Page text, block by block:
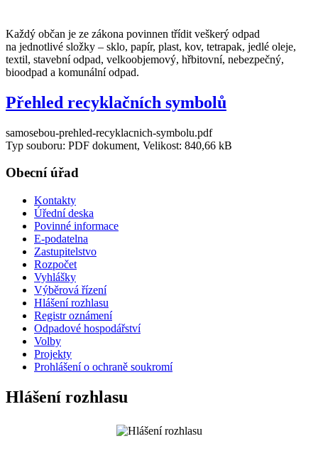
Každý občan je ze zákona povinnen třídit veškerý odpad
na jednotlivé složky – sklo, papír, plast, kov, tetrapak, jedlé oleje,
textil, stavební odpad, velkoobjemový, hřbitovní, nebezpečný,
bioodpad a komunální odpad.
Přehled recyklačních symbolů
samosebou-prehled-recyklacnich-symbolu.pdf
Typ souboru: PDF dokument, Velikost: 840,66 kB
Obecní úřad
Kontakty
Úřední deska
Povinné informace
E-podatelna
Zastupitelstvo
Rozpočet
Vyhlášky
Výběrová řízení
Hlášení rozhlasu
Registr oznámení
Odpadové hospodářství
Volby
Projekty
Prohlášení o ochraně soukromí
Hlášení rozhlasu